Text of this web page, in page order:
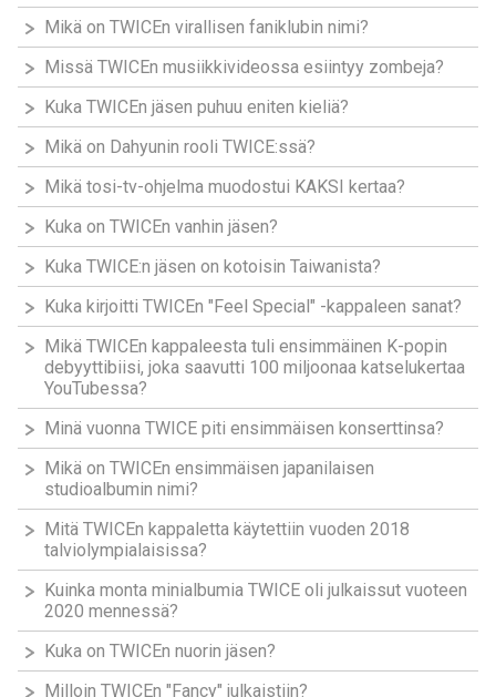
Mikä on TWICEn virallisen faniklubin nimi?
Missä TWICEn musiikkivideossa esiintyy zombeja?
Kuka TWICEn jäsen puhuu eniten kieliä?
Mikä on Dahyunin rooli TWICE:ssä?
Mikä tosi-tv-ohjelma muodostui KAKSI kertaa?
Kuka on TWICEn vanhin jäsen?
Kuka TWICE:n jäsen on kotoisin Taiwanista?
Kuka kirjoitti TWICEn "Feel Special" -kappaleen sanat?
Mikä TWICEn kappaleesta tuli ensimmäinen K-popin
debyyttibiisi, joka saavutti 100 miljoonaa katselukertaa
YouTubessa?
Minä vuonna TWICE piti ensimmäisen konserttinsa?
Mikä on TWICEn ensimmäisen japanilaisen
studioalbumin nimi?
Mitä TWICEn kappaletta käytettiin vuoden 2018
talviolympialaisissa?
Kuinka monta minialbumia TWICE oli julkaissut vuoteen
2020 mennessä?
Kuka on TWICEn nuorin jäsen?
Milloin TWICEn "Fancy" julkaistiin?